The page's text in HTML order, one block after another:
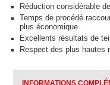
Réduction considérable
Temps de procédé
plus économique
Excellents résultats de
Respect des plus hautes
INFORMATIONS